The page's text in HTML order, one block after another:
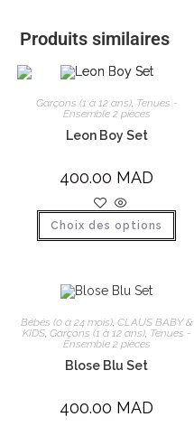
Produits similaires
Garçons (1 à 12 ans), Tenues -
Ensemble 2 pièces
Leon Boy Set
400.00 MAD
Choix des options
Bébés (0 à 24 mois), CLAUS BABY &
KIDS, Garçons (1 à 12 ans), Tenues -
Ensemble 2 pièces
Blose Blu Set
400.00 MAD